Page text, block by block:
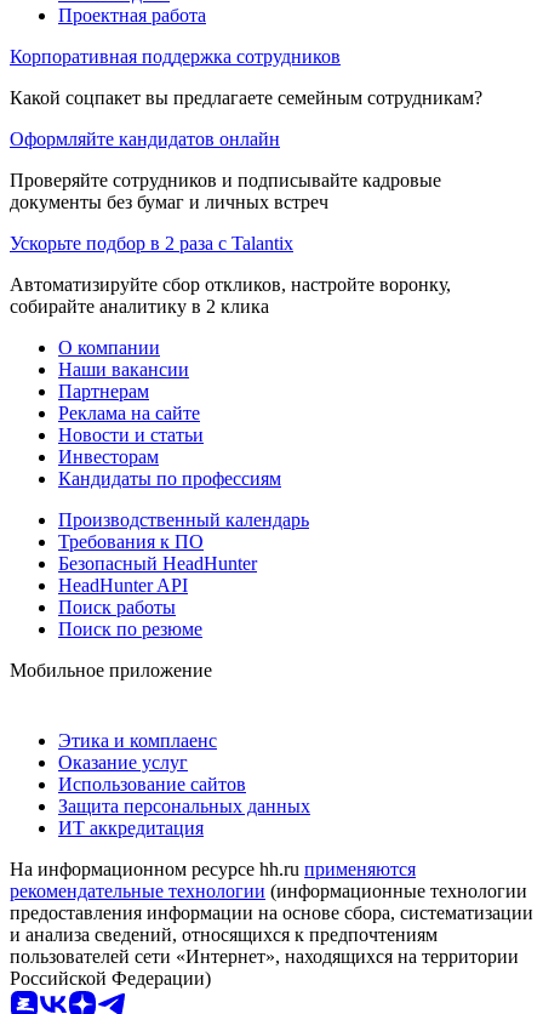
Проектная работа
Корпоративная поддержка сотрудников
Какой соцпакет вы предлагаете семейным сотрудникам?
Оформляйте кандидатов онлайн
Проверяйте сотрудников и подписывайте кадровые
документы без бумаг и личных встреч
Ускорьте подбор в 2 раза с Talantix
Автоматизируйте сбор откликов, настройте воронку,
собирайте аналитику в 2 клика
О компании
Наши вакансии
Партнерам
Реклама на сайте
Новости и статьи
Инвесторам
Кандидаты по профессиям
Производственный календарь
Требования к ПО
Безопасный HeadHunter
HeadHunter API
Поиск работы
Поиск по резюме
Мобильное приложение
Этика и комплаенс
Оказание услуг
Использование сайтов
Защита персональных данных
ИТ аккредитация
На информационном ресурсе hh.ru применяются
рекомендательные технологии (информационные технологии
предоставления информации на основе сбора, систематизации
и анализа сведений, относящихся к предпочтениям
пользователей сети «Интернет», находящихся на территории
Российской Федерации)